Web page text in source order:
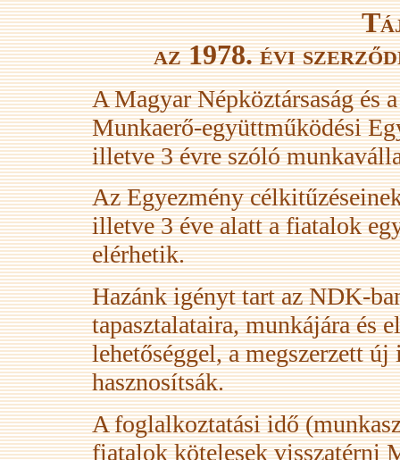
az 1978. évi
A Magyar Népköztársaság és
Munkaerő-együttműködési
illetve 3 évre szóló
Az Egyezmény
illetve 3 éve alatt a fiatalok
elérhetik.
Hazánk igényt tart az NDK-
tapasztalataira, munkájára és
lehetőséggel, a megszerzett
hasznosítsák.
A foglalkoztatási idő
fiatalok kötelesek visszatérni